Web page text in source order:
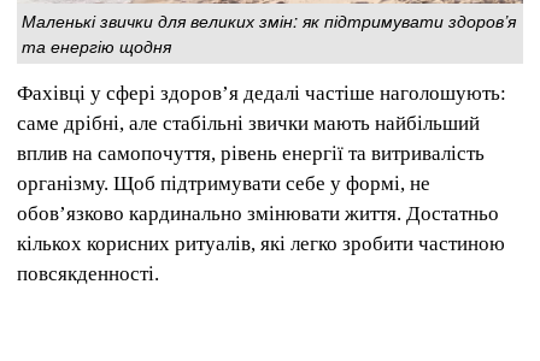
Маленькі звички для великих змін: як підтримувати здоров’я
та енергію щодня
Фахівці у сфері здоров’я дедалі частіше наголошують:
саме дрібні, але стабільні звички мають найбільший
вплив на самопочуття, рівень енергії та витривалість
організму. Щоб підтримувати себе у формі, не
обов’язково кардинально змінювати життя. Достатньо
кількох корисних ритуалів, які легко зробити частиною
повсякденності.